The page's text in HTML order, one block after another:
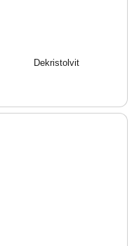
Dekristolvit